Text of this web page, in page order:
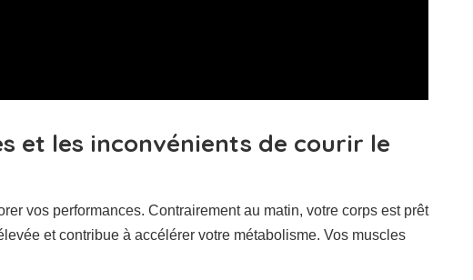
et les inconvénients de courir le
vos performances. Contrairement au matin, votre corps est prêt
et contribue à accélérer votre métabolisme. Vos muscles